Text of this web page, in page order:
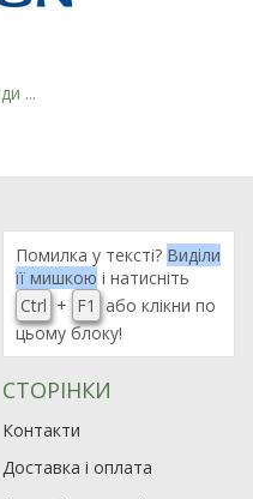
...
Помилка у тексті? Виділи
її мишкою і натисніть
Ctrl + F1
або клікни по
цьому блоку!
СТОРІНКИ
Контакти
Доставка і оплата